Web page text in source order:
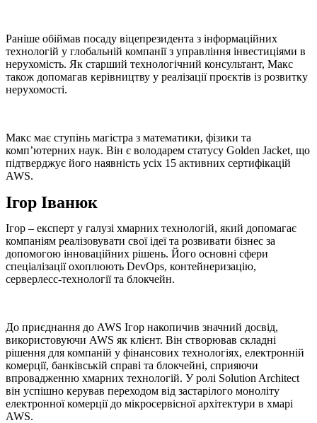
Раніше обіймав посаду віцепрезидента з інформаційних
технологій у глобальній компанії з управління інвестиціями в
нерухомість. Як старший технологічний консультант, Макс
також допомагав керівництву у реалізації проєктів із розвитку
нерухомості.
Макс має ступінь магістра з математики, фізики та
комп’ютерних наук. Він є володарем статусу Golden Jacket, що
підтверджує його наявність усіх 15 активних сертифікацій
AWS.
Ігор Іванюк
Ігор – експерт у галузі хмарних технологій, який допомагає
компаніям реалізовувати свої ідеї та розвивати бізнес за
допомогою інноваційних рішень. Його основні сфери
спеціалізації охоплюють DevOps, контейнеризацію,
серверлесс-технології та блокчейн.
До приєднання до AWS Ігор накопичив значний досвід,
використовуючи AWS як клієнт. Він створював складні
рішення для компаній у фінансових технологіях, електронній
комерції, банківській справі та блокчейні, сприяючи
впровадженню хмарних технологій. У ролі Solution Architect
він успішно керував переходом від застарілого моноліту
електронної комерції до мікросервісної архітектури в хмарі
AWS.